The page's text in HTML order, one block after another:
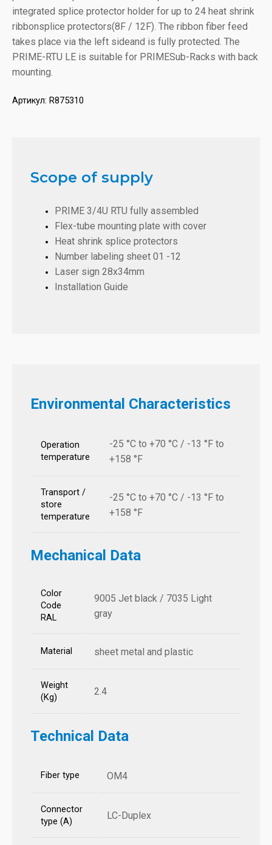
integrated splice protector holder for up to 24 heat shrink
ribbonsplice protectors(8F / 12F). The ribbon fiber feed
takes place via the left sideand is fully protected. The
PRIME-RTU LE is suitable for PRIMESub-Racks with back
mounting.
Артикул: R875310
Scope of supply
PRIME 3/4U RTU fully assembled
Flex-tube mounting plate with cover
Heat shrink splice protectors
Number labeling sheet 01 -12
Laser sign 28x34mm
Installation Guide
Environmental Characteristics
Operation
temperature
-25 °C to +70 °C / -13 °F to
+158 °F
Transport /
store
temperature
-25 °C to +70 °C / -13 °F to
+158 °F
Mechanical Data
Color
Code
RAL
9005 Jet black / 7035 Light
gray
Material sheet metal and plastic
Weight
(Kg)
2.4
Technical Data
Fiber type OM4
Connector
type (A)
LC-Duplex